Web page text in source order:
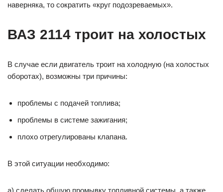
наверняка, то сократить «круг подозреваемых».
ВАЗ 2114 троит на холостых
В случае если двигатель троит на холодную (на холостых
оборотах), возможны три причины:
проблемы с подачей топлива;
проблемы в системе зажигания;
плохо отрегулированы клапана.
В этой ситуации необходимо: